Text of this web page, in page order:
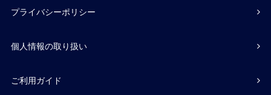
プライバシーポリシー
個人情報の取り扱い
ご利用ガイド